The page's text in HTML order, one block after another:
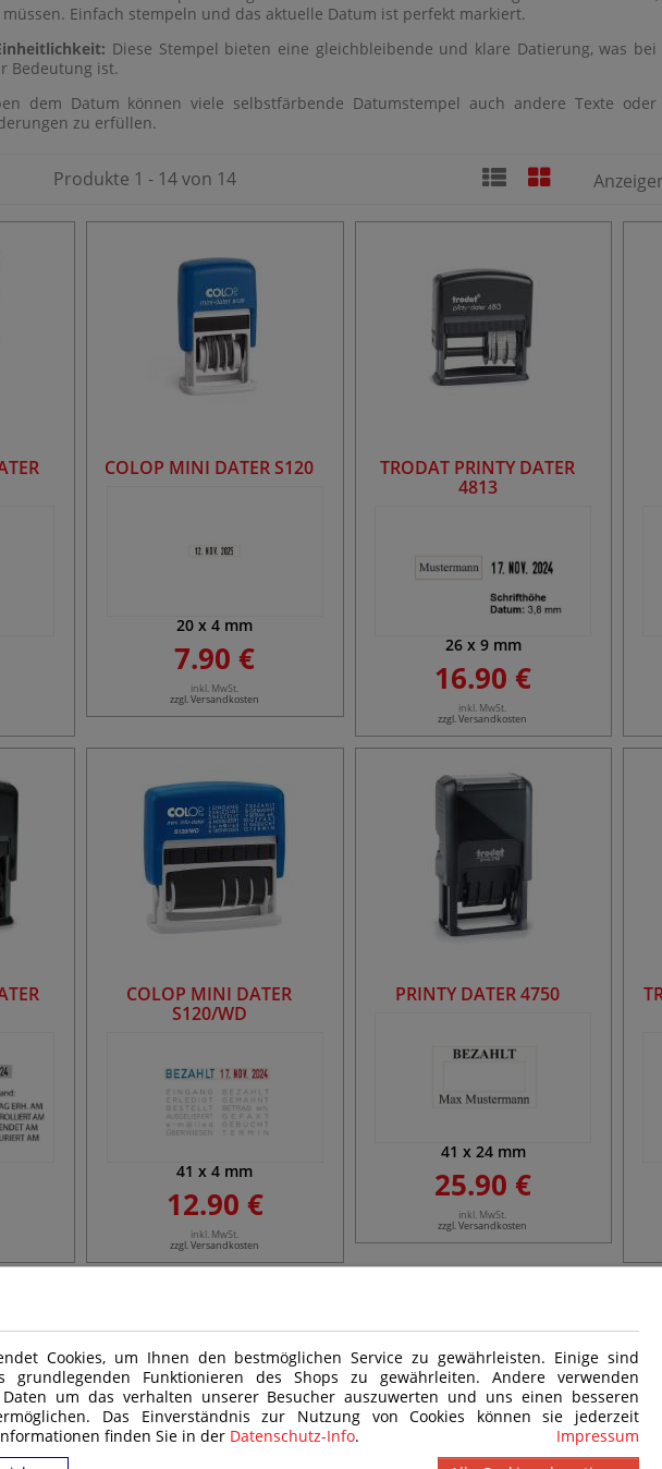
Cookies, um Ihnen den bestmöglichen Service zu gewährleisten. Einige sind
grundlegenden Funktionieren des Shops zu gewährleiten. Andere verwenden
Daten um das verhalten unserer Besucher auszuwerten und uns einen besseren
Das Einverständnis zur Nutzung von Cookies können sie jederzeit
finden Sie in der Datenschutz-Info.
Impressum
Einfach stempeln und das aktuelle Datum ist perfekt markiert.
Diese Stempel bieten eine gleichbleibende und klare Datierung, was
Bedeutung ist.
dem Datum können viele selbstfärbende Datumstempel auch andere Texte
zu erfüllen.
Produkte 1 - 14 von 14
COLOP MINI DATER S120
20 x4 mm
7.90 €
inkl. MwSt.
zzgl. Versandkosten
TRODAT PRINTY DATER
4813
26x 9mm
16.90 €
inkl. MwSt.
zzgl. Versandkosten
COLOP MINI DATER
S120/WD
41 x4 mm
12.90 €
inkl. MwSt.
zzgl. Versandkosten
PRINTY DATER 4750
41 x 24mm
25.90 €
inkl. MwSt.
zzgl. Versandkosten